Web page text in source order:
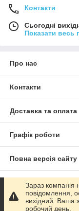
Контакти
Сьогодні
Показати весь
Про нас
Контакти
Доставка та оплата
Графік роботи
Повна версія сайту
Сайт створено на
Політика
Зараз
повідомлення,
вихідний. Ваша
робочий день.